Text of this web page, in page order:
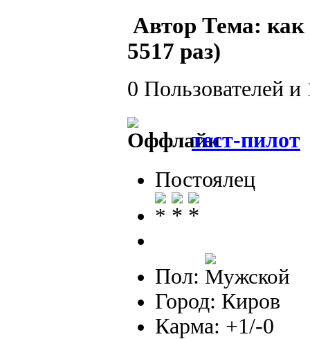
Автор Тема: как
5517 раз)
0 Пользователей
тест-пилот
Постоялец
Пол:
Город: Киров
Карма: +1/-0